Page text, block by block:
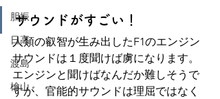
胆振
日高
渡島
檜山
サウンドがすごい！
人類の叡智が生み出したF1のエンジン
サウンドは１度聞けば虜になります。
エンジンと聞けばなんだか難しそうで
すが、官能的サウンドは理屈ではなく